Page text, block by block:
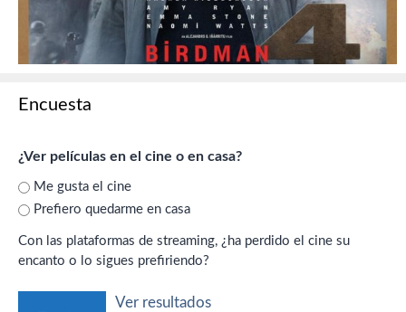
Encuesta
¿Ver películas en el cine o en casa?
Me gusta el cine
Prefiero quedarme en casa
Con las plataformas de streaming, ¿ha perdido el cine su
encanto o lo sigues prefiriendo?
Ver resultados